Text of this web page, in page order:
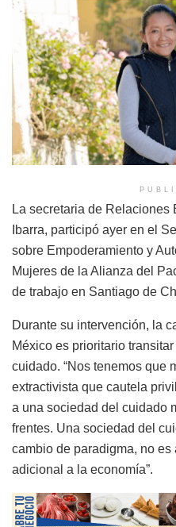
La secretaria de Relaciones
Ibarra, participó ayer en el
sobre Empoderamiento y
Mujeres de la Alianza del
de trabajo en Santiago de
Durante su intervención, la
México es prioritario
cuidado. “Nos tenemos que
extractivista que cautela
a una sociedad del cuidado
frentes. Una sociedad del
cambio de paradigma, no
adicional a la economía”.